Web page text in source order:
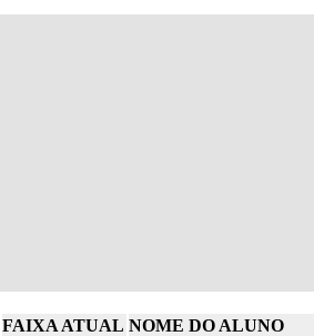
FAIXA ATUAL NOME DO ALUNO